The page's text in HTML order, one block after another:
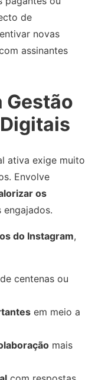
de
novas
assinantes
Gestão
ativa exige muito
Envolve
os
engajados.
do Instagram,
centenas ou
em meio a
mais